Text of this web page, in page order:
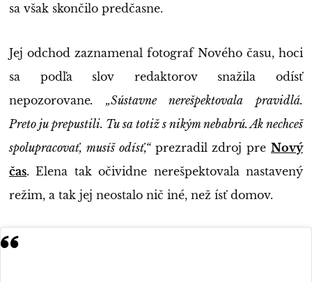
sa však skončilo predčasne.
Jej odchod zaznamenal fotograf Nového času, hoci
sa podľa slov redaktorov snažila odísť
nepozorovane. „Sústavne nerešpektovala pravidlá.
Preto ju prepustili. Tu sa totiž s nikým nebabrú. Ak nechceš
spolupracovať, musíš odísť,“prezradil zdroj preNový
čas. Elena tak očividne nerešpektovala nastavený
režim, a tak jej neostalo nič iné, než ísť domov.